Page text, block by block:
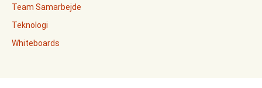
Team Samarbejde
Teknologi
Whiteboards